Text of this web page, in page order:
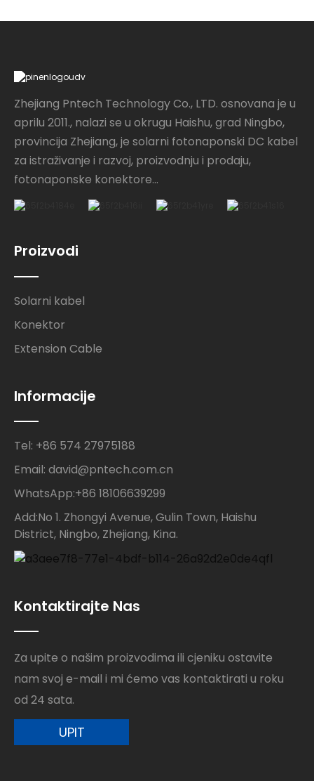
Zhejiang Pntech Technology Co., LTD. osnovana je u
aprilu 2011., nalazi se u okrugu Haishu, grad Ningbo,
provincija Zhejiang, je solarni fotonaponski DC kabel
za istraživanje i razvoj, proizvodnju i prodaju,
fotonaponske konektore...
Proizvodi
Solarni kabel
Konektor
Extension Cable
Informacije
Tel: +86 574 27975188
Email: david@pntech.com.cn
WhatsApp:+86 18106639299
Add:No 1. Zhongyi Avenue, Gulin Town, Haishu
District, Ningbo, Zhejiang, Kina.
Kontaktirajte Nas
Za upite o našim proizvodima ili cjeniku ostavite
nam svoj e-mail i mi ćemo vas kontaktirati u roku
od 24 sata.
UPIT